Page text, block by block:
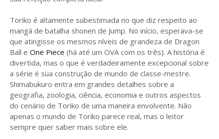
Toriko é altamente subestimada no que diz respeito ao
mangá de batalha shonen de Jump. No início, esperava-se
que atingisse os mesmos níveis de grandeza de Dragon
Ball e One Piece (há até um OVA com os três). A história é
divertida, mas o que é verdadeiramente excepcional sobre
a série é sua construção de mundo de classe-mestre.
Shimabukuro entra em grandes detalhes sobre a
geografia, zoologia, ciência, economia e outros aspectos
do cenário de Toriko de uma maneira envolvente. Não
apenas o mundo de Toriko parece real, mas o leitor
sempre quer saber mais sobre ele.